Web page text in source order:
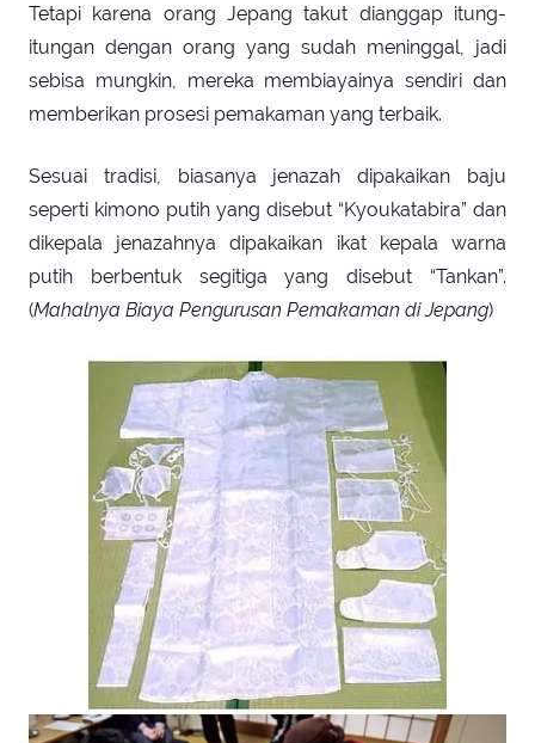
Tetapi karena orang Jepang takut dianggap itung-
itungan dengan orang yang sudah meninggal, jadi
sebisa mungkin, mereka membiayainya sendiri dan
memberikan prosesi pemakaman yang terbaik.
Sesuai tradisi, biasanya jenazah dipakaikan baju
seperti kimono putih yang disebut “Kyoukatabira” dan
dikepala jenazahnya dipakaikan ikat kepala warna
putih berbentuk segitiga yang disebut “Tankan”.
(Mahalnya Biaya Pengurusan Pemakaman di Jepang)